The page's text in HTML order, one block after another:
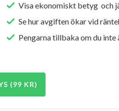
Visa ekonomiskt betyg och
Se hur avgiften ökar vid
Pengarna tillbaka om du inte
(99 KR)